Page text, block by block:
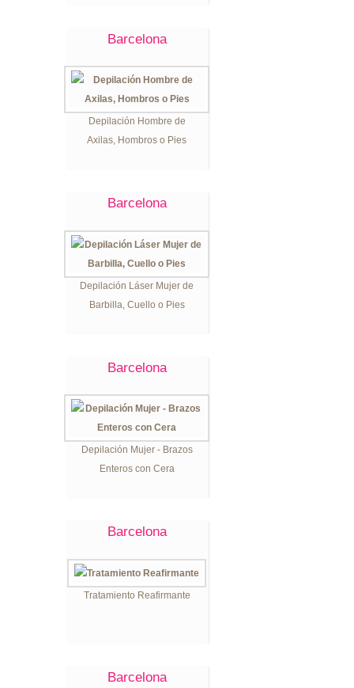
Barcelona
Depilación Hombre de
Axilas, Hombros o Pies
Barcelona
Depilación Láser Mujer de
Barbilla, Cuello o Pies
Barcelona
Depilación Mujer - Brazos
Enteros con Cera
Barcelona
Tratamiento Reafirmante
Barcelona